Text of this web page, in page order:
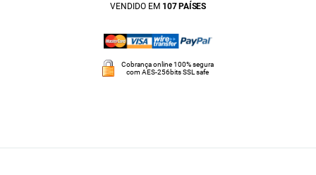
VENDIDO EM 107 PAÍSES
Cobrança online 100% segura
com AES-256bits SSL safe